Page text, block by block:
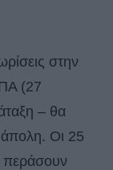
στην
(27
– θα
Οι 25
περάσουν